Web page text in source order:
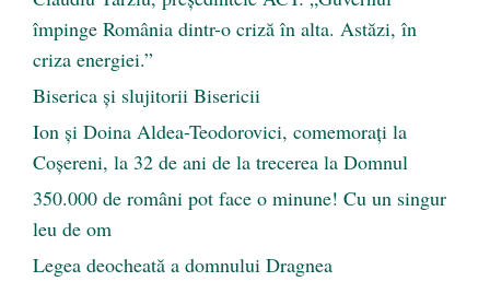
împinge România dintr-o criză în alta. Astăzi, în
criza energiei.”
Biserica și slujitorii Bisericii
Ion și Doina Aldea-Teodorovici, comemorați la
Coșereni, la 32 de ani de la trecerea la Domnul
350.000 de români pot face o minune! Cu un singur
leu de om
Legea deocheată a domnului Dragnea